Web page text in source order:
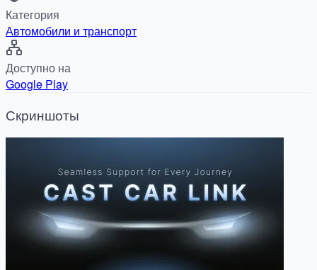
Категория
Автомобили и транспорт
Доступно на
Google Play
Скриншоты